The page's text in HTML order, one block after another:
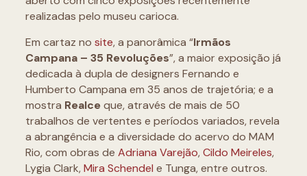
realizadas pelo museu carioca.
Em cartaz no site, a panorâmica “Irmãos
Campana – 35 Revoluções”, a maior exposição já
dedicada à dupla de designers Fernando e
Humberto Campana em 35 anos de trajetória; e a
mostra Realceque, através de mais de 50
trabalhos de vertentes e períodos variados, revela
a abrangência e a diversidade do acervo do MAM
Rio, com obras de Adriana Varejão,Cildo Meireles,
Lygia Clark,Mira Schendel e Tunga, entre outros.